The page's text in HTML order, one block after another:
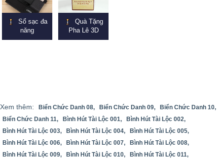
Sổ sạc đa
năng
Quà Tặng
Pha Lê 3D
Xem thêm: Biển Chức Danh 08, Biển Chức Danh 09,
Biển Chức Danh 10,
Biển Chức Danh 11,
Bình Hút Tài Lộc 001,
Bình Hút Tài Lộc 002,
Bình Hút Tài Lộc 003,
Bình Hút Tài Lộc 004,
Bình Hút Tài Lộc 005,
Bình Hút Tài Lộc 006,
Bình Hút Tài Lộc 007,
Bình Hút Tài Lộc 008,
Bình Hút Tài Lộc 009,
Bình Hút Tài Lộc 010,
Bình Hút Tài Lộc 011,